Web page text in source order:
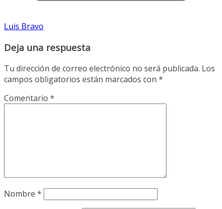
Luis Bravo
Deja una respuesta
Tu dirección de correo electrónico no será publicada. Los
campos obligatorios están marcados con *
Comentario *
Nombre *